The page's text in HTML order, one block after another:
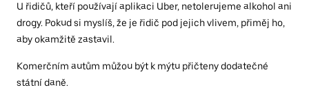
U řidičů, kteří používají aplikaci Uber, netolerujeme alkohol ani
drogy. Pokud si myslíš, že je řidič pod jejich vlivem, přiměj ho,
aby okamžitě zastavil.
Komerčním autům můžou být k mýtu přičteny dodatečné
státní daně.